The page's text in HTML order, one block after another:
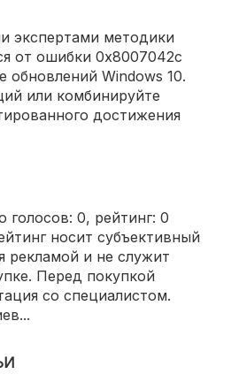
экспертами методики
от ошибки 0x8007042c
Windows 10.
или комбинируйте
достижения
голосов: 0, рейтинг: 0
носит субъективный
рекламой и не служит
Перед покупкой
со специалистом.